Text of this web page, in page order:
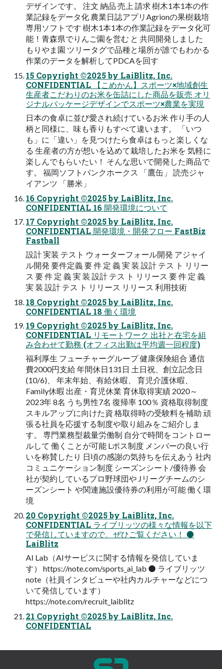
デザインです。 注文 納品 売上 請求 樹木1本1本の作
業記録をデータ化 農業日誌アプリAgrionの果樹栽培
専用ソフトです 樹木1本1本の作業記録をデータ化可
能！青森県でりんご園を営む と 共同開発しました
もりやま園 ツリータグで品種と場所が誰でもわかる
作業のデータを解析してPDCAを回す
15 Copyright ©2025 by LaiBlitz, Inc.
CONFIDENTIAL 【こめかん】スポーツ×地域創生
生産者こだわりのお米を缶詰にした商品を販売 オリ
ジナルパッケージデザインでスポーツ×農業を実現
日本の食卓に並び愛され続けているお米 作り手の人
柄と同様に、味も香りもすべて違います。 「いつ
も」に「違い」を見つけたら食卓はもっと楽しくな
る 生産者の方が想いを込めて栽培したお米を 気軽に
楽しんでもらいたい！ そんな思いで開発した商品で
す。 福岡ソフトバンクホークス 「鷹缶」 読売ジャ
イアンツ 「勝米」
16 Copyright ©2025 by LaiBlitz, Inc.
CONFIDENTIAL 16 開発環境について
17 Copyright ©2025 by LaiBlitz, Inc.
CONFIDENTIAL 開発環境・開発フロー FastBiz
Fastball
設計 実装 テスト ウォーターフォール開発 アジャイ
ル開発 要件定義 要 件 定 義 実 装 設計 テス ト リリー
ス 要 件 定 義 実 装 設計 テス ト リリース 要 件 定 義
実 装 設計 テス ト リリース リリース 利用技術
18 Copyright ©2025 by LaiBlitz, Inc.
CONFIDENTIAL 18 働く環境
19 Copyright ©2025 by LaiBlitz, Inc.
CONFIDENTIAL リモートワーク 出社と在宅を組
み合わせて勤務 (オフィス出勤は平均週一回程度)
福利厚生 フューチャーグループ 健康保険組合 通信
費2000円支給 年間休日131日 土日祝、創立記念日
(10/6)、 年末年始、有給休暇、 育児介護休暇、
Family休暇 出産・育児休業 育休取得実績 2020～
2023年 8名 うち男性7名 復帰率 100％ 資格取得制度
スキルアップに向けた資 格取得時の受験料を補助 頑
張る社員を応援する制度や取り組みをご紹介しま
す。 専門業務型裁量労働制 自分で時間をコントロー
ルして 働くことが可能 Lポス制度 メンバーの良い行
いを称賛したり 日頃の感謝の気持ちを伝えあう 社内
コミュニケーション制度 シーズンシート/優待券 会
社が契約しているプロ野球団や Jリーグチームのシ
ーズンシート や関連施設優待券の利用が可能 働く環
境
20 Copyright ©2025 by LaiBlitz, Inc.
CONFIDENTIAL ライブリッツの様々な情報を以下
で発信していますので、ぜひご覧ください！ ⚫
LaiBlitz
AI Lab（AIサービスに関する情報を発信していま
す） https://note.com/sports_ai_lab ⚫ ライブリッツ
note（社員インタビューや社内カルチャーなどにつ
いて発信しています）
https://note.com/recruit_laiblitz
21 Copyright ©2025 by LaiBlitz, Inc.
CONFIDENTIAL